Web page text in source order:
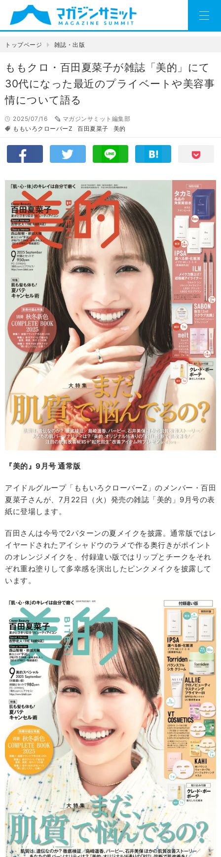
トップページ 雑誌・出版
ももクロ・百田夏菜子が雑誌「美的」にて
30代になった最近のプライベートや美容事
情について語る
2025/07/16
マガジンサミット編集部
ももいろクローバーZ
百田夏菜子 美的
『美的』9月号 通常版
アイドルグループ「ももいろクローバーZ」のメンバー・百田
夏菜子さんが、7月22日（火）発売の雑誌「美的」9月号の表
紙に登場します。
百田さんは今号で2パターンの夏メイクを披露。通常版ではレ
イヤードされたアイシャドウのラメで作る奥行きがポイント
のオレンジメイクを、付録違い版ではリップとチークをそれ
ぞれ重ね塗りして多幸感を演出したピンクメイクを披露して
います。